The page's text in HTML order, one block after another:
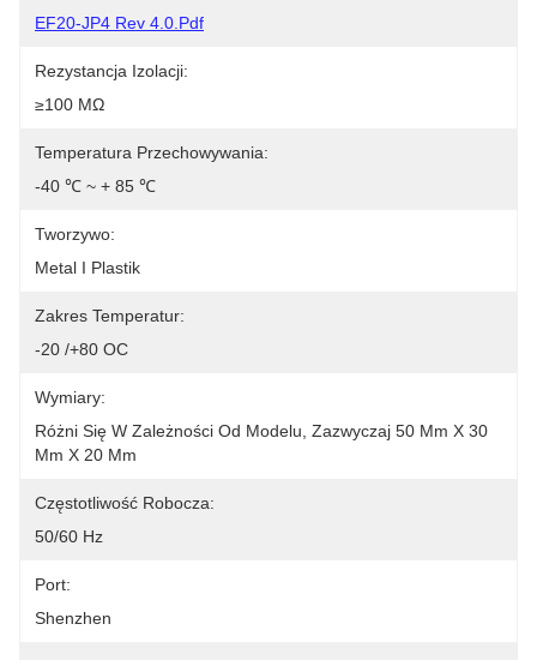
EF20-JP4 Rev 4.0.pdf
Rezystancja Izolacji:
≥100 MΩ
Temperatura Przechowywania:
-40 ℃ ~ + 85 ℃
Tworzywo:
Metal I Plastik
Zakres Temperatur:
-20 /+80 OC
Wymiary:
Różni Się W Zależności Od Modelu, Zazwyczaj 50 Mm X 30
Mm X 20 Mm
Częstotliwość Robocza:
50/60 Hz
Port:
Shenzhen